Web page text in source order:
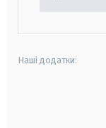
Наші додатки: